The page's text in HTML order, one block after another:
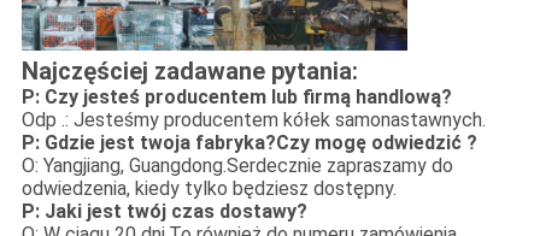
Najczęściej zadawane pytania:
P: Czy jesteś producentem lub firmą handlową?
Odp .: Jesteśmy producentem kółek samonastawnych.
P: Gdzie jest twoja fabryka?Czy mogę odwiedzić ?
O: Yangjiang, Guangdong.Serdecznie zapraszamy do
odwiedzenia, kiedy tylko będziesz dostępny.
P: Jaki jest twój czas dostawy?